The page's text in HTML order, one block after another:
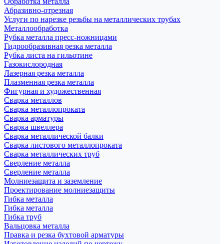
Абразивно-отрезная
Услуги по нарезке резьбы на металлических трубах
Металлообработка
Рубка металла пресс-ножницами
Гидрообразивная резка металла
Рубка листа на гильотине
Газокислородная
Лазерная резка металла
Плазменная резка металла
Фигурная и художественная
Сварка металлов
Сварка металлопроката
Сварка арматуры
Сварка швеллера
Сварка металлической балки
Сварка листового металлопроката
Сварка металлических труб
Сверление металла
Сверление металла
Молниезащита и заземление
Проектирование молниезащиты
Гибка металла
Гибка металла
Гибка труб
Вальцовка металла
Правка и резка бухтовой арматуры